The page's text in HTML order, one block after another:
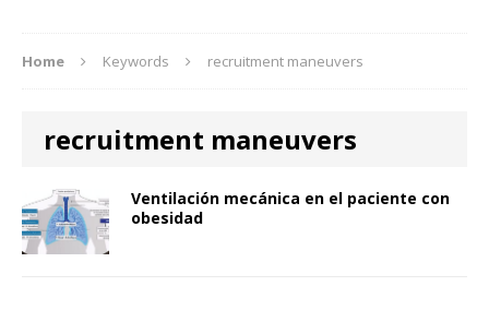
Home Keywords recruitment maneuvers
recruitment maneuvers
Ventilación mecánica en el paciente con
obesidad